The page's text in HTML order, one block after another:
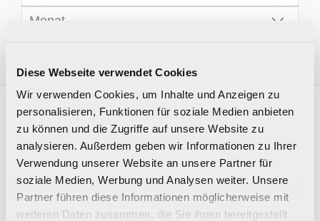
Diese Webseite verwendet Cookies
Wir verwenden Cookies, um Inhalte und Anzeigen zu
personalisieren, Funktionen für soziale Medien anbieten
zu können und die Zugriffe auf unsere Website zu
analysieren. Außerdem geben wir Informationen zu Ihrer
Verwendung unserer Website an unsere Partner für
soziale Medien, Werbung und Analysen weiter. Unsere
Partner führen diese Informationen möglicherweise mit
weiteren Daten zusammen, die Sie ihnen bereitgestellt
Monat
Angebote Bereich Schule
Angebote durchsuchen